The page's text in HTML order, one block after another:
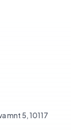
mnt 5, 10117